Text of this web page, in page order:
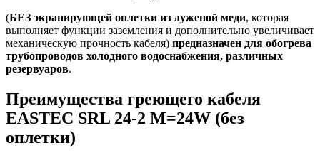
(БЕЗ экранирующей оплетки из луженой меди, которая
выполняет функции заземления и дополнительно увеличивает
механическую прочность кабеля) предназначен для обогрева
трубопроводов холодного водоснабжения, различных
резервуаров.
Преимущества греющего кабеля
EASTEC SRL 24-2 M=24W (без
оплетки)